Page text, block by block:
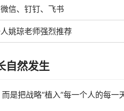
信、钉钉、飞书
姚琼老师强烈推荐
自然发生
是把战略“植入”每一个人的每一